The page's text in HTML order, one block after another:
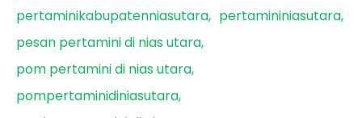
pertaminikabupatenniasutara
pertamininiasutara
pesan pertamini di nias utara
pom pertamini di nias utara
pompertaminidiniasutara